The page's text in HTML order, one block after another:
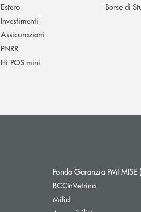
Estero
Investimenti
Assicurazioni
PNRR
Hi-POS mini
Borse di
Fondo Garanzia PMI
BCCInVetrina
Mifid